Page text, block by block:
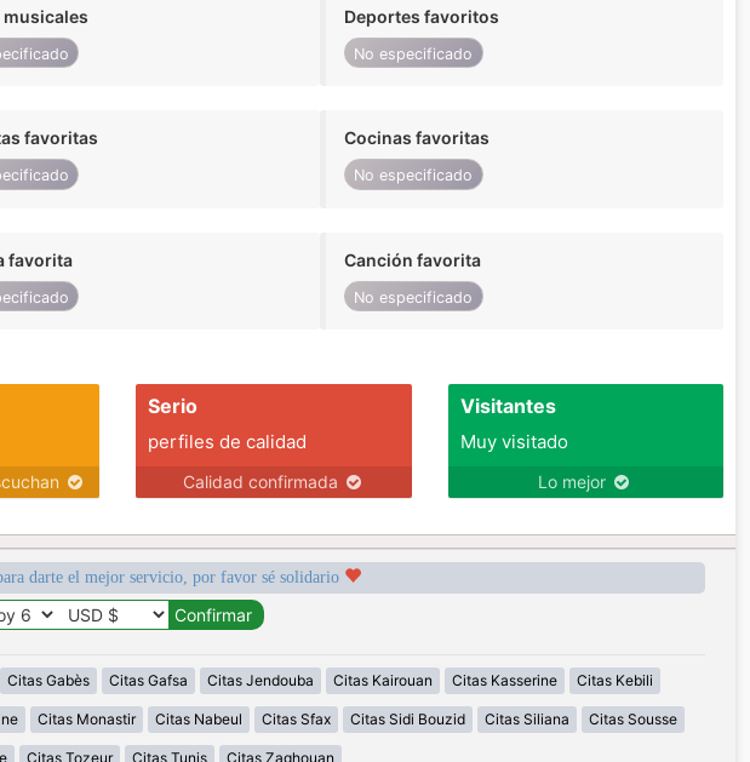
Deportes favoritos
No especificado
favoritas Cocinas favoritas
No especificado
favorita Canción favorita
No especificado
Serio
perfiles de calidad
Calidad confirmada
Visitantes
Muy visitado
Lo mejor
darte el mejor servicio, por favor sé solidario
Citas Gabès Citas Gafsa Citas Jendouba Citas Kairouan Citas Kasserine Citas Kebili
Citas Monastir Citas Nabeul Citas Sfax Citas Sidi Bouzid Citas Siliana Citas Sousse
Citas Tozeur Citas Tunis Citas Zaghouan